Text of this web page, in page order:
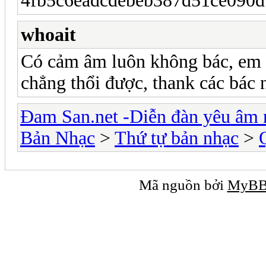
whoait
Có cảm âm luôn không bác,
chẳng thổi được, thank các bác
Đam San.net -Diễn đàn yêu âm
Bản Nhạc > Thứ tự bản nhạc >
Mã nguồn bởi